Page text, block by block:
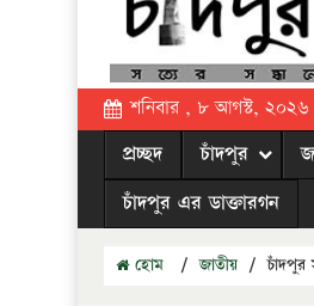
শনিবার , ৮ আগস্ট, ২০২৬
প্রচ্ছদ চাঁদপুর
চাঁদপুর এর ডাক্তারগন
হোম / জাতীয় / চাঁদপুর